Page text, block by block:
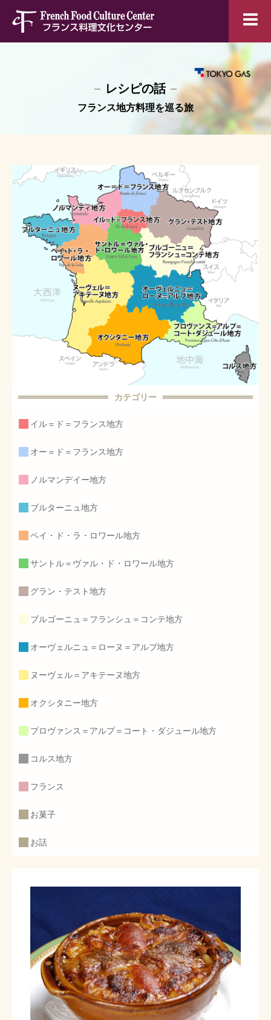
レシピの話
フランス地方料理を巡る旅
カテゴリー
イル＝ド＝フランス地方
オー＝ド＝フランス地方
ノルマンデイー地方
ブルターニュ地方
ペイ・ド・ラ・ロワール地方
サントル＝ヴァル・ド・ロワール地方
グラン・テスト地方
ブルゴーニュ＝フランシュ＝コンテ地方
オーヴェルニュ＝ローヌ＝アルプ地方
ヌーヴェル＝アキテーヌ地方
オクシタニー地方
プロヴァンス＝アルプ＝コート・ダジュール地方
コルス地方
フランス
お菓子
お話